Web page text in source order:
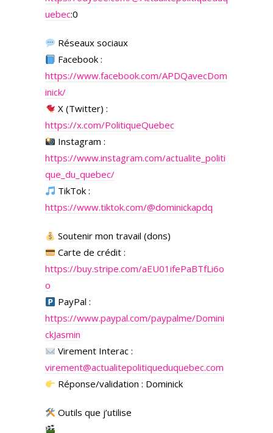
uebec:0
Réseaux sociaux
Facebook :
https://www.facebook.com/APDQavecDom
inick/
X (Twitter) :
https://x.com/PolitiqueQuebec
Instagram :
https://www.instagram.com/actualite_politi
que_du_quebec/
TikTok :
https://www.tiktok.com/@dominickapdq
Soutenir mon travail (dons)
Carte de crédit :
https://buy.stripe.com/aEU01ifePaBTfLi6o
o
PayPal :
https://www.paypal.com/paypalme/Domini
ckJasmin
Virement Interac :
virement@actualitepolitiqueduquebec.com
Réponse/validation : Dominick
Outils que j’utilise